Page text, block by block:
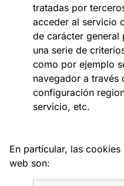
tratadas por
acceder al servicio
de carácter general
una serie de
como por ejemplo
navegador a través
configuración
servicio, etc.
En particular, las
web son: